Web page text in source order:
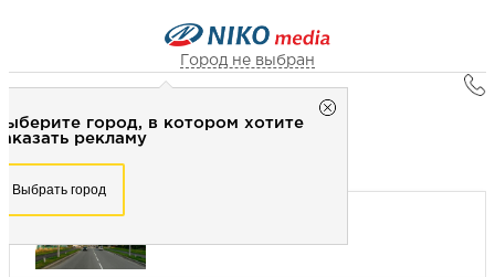
Город не выбран
город, в котором хотите
рекламу
Выбрать город
Город не выбран
Рекламное агентство НИКО-медиа
+7 (3462) 550-877
Наружная реклама
Билборд 3х6 (сторона Б) - Статика